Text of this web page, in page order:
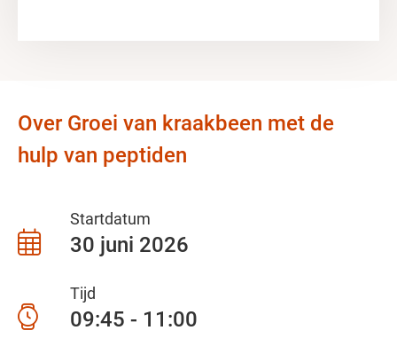
Over Groei van kraakbeen met de
hulp van peptiden
Startdatum
30 juni 2026
Tijd
09:45 - 11:00